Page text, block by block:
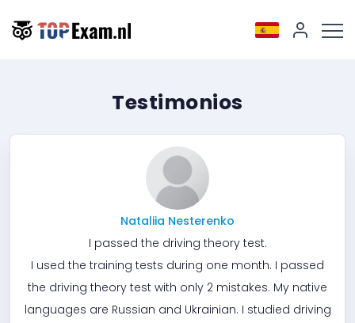
Testimonios
Nataliia Nesterenko
I passed the driving theory test.
I used the training tests during one month. I passed
the driving theory test with only 2 mistakes. My native
languages are Russian and Ukrainian. I studied driving